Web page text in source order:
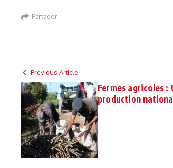
Partager
Previous Article
Fermes agricoles
production